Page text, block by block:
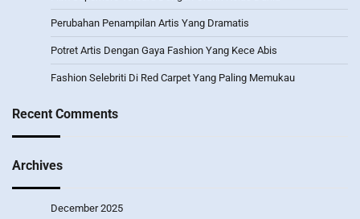
Perubahan Penampilan Artis Yang Dramatis
Potret Artis Dengan Gaya Fashion Yang Kece Abis
Fashion Selebriti Di Red Carpet Yang Paling Memukau
Recent Comments
Archives
December 2025